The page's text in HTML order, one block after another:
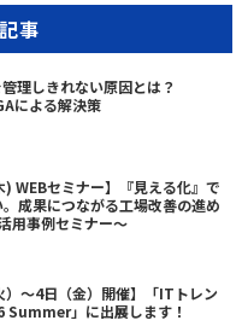
事
理しきれない原因とは？
による解決策
) WEBセミナー】『見える化』で
成果につながる工場改善の進め
用事例セミナー～
）～4日（金）開催】「ITトレン
Summer」に出展します！